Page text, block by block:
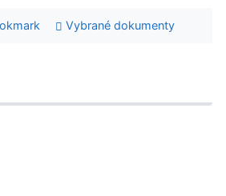
Vybrané dokumenty